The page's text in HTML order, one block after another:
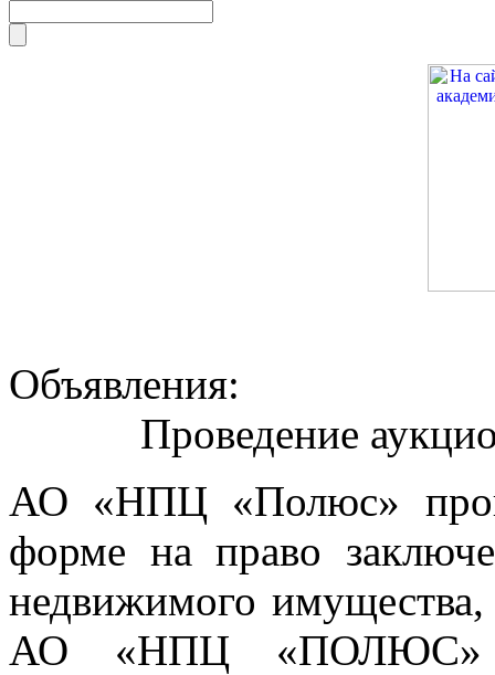
Объявления:
Проведение
АО «НПЦ «Полюс»
форме на право
недвижимого имущества,
АО «НПЦ «ПОЛЮС»